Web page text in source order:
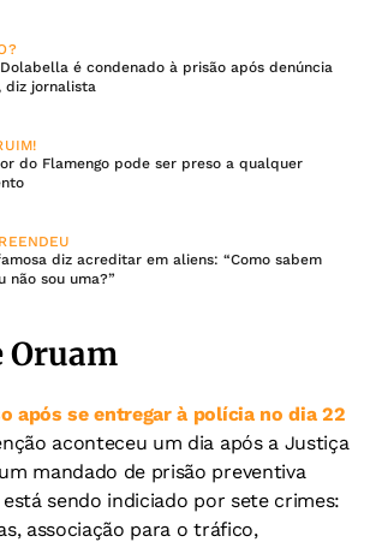
é condenado à prisão após denúncia
diz jornalista
do Flamengo pode ser preso a qualquer
diz acreditar em aliens: “Como sabem
não sou uma?”
Oruam
após se entregar à polícia no dia 22
aconteceu um dia após a Justiça
mandado de prisão preventiva
sendo indiciado por sete crimes:
associação para o tráfico,